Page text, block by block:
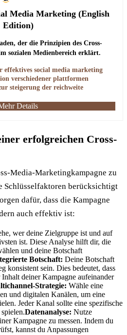
Media Marketing (English
Edition)
der die Prinzipien des Cross-
sozialen Medienbereich erklärt.
effektives social media marketing
verschiedener plattformen
steigerung der reichweite
Details
erfolgreichen Cross-
Media-Marketingkampagne zu
Schlüsselfaktoren berücksichtigt
dafür, dass die Kampagne
auch effektiv ist:
wer deine Zielgruppe ist und auf
ist. Diese Analyse hilft dir, die
und deine Botschaft
Botschaft: Deine Botschaft
konsistent sein. Dies bedeutet, dass
deiner Kampagne aufeinander
Strategie: Wähle eine
und digitalen Kanälen, um eine
Jeder Kanal sollte eine spezifische
Datenanalyse: Nutze
Kampagne zu messen. Indem du
kannst du Anpassungen